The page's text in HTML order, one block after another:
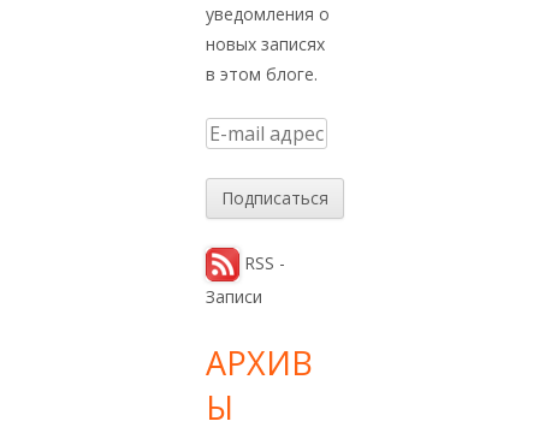
уведомления о
новых записях
в этом блоге.
E
a
i
l
р
е
RSS -
Записи
АРХИВ
Ы